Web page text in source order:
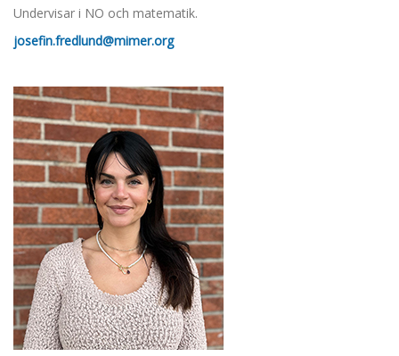
Undervisar i NO och matematik.
josefin.fredlund@mimer.org